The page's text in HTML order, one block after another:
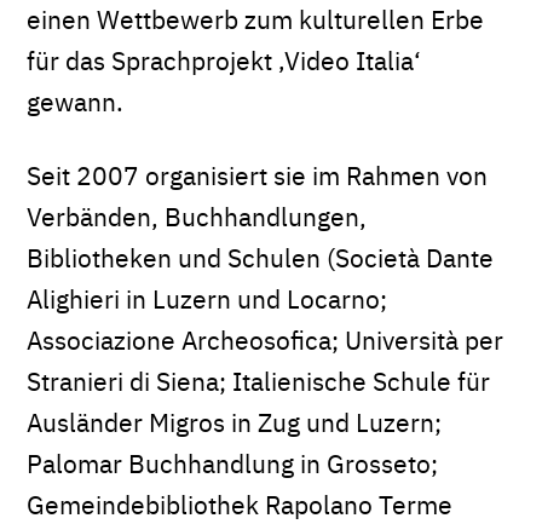
einen Wettbewerb zum kulturellen Erbe
für das Sprachprojekt ‚Video Italia‘
gewann.
Seit 2007 organisiert sie im Rahmen von
Verbänden, Buchhandlungen,
Bibliotheken und Schulen (Società Dante
Alighieri in Luzern und Locarno;
Associazione Archeosofica; Università per
Stranieri di Siena; Italienische Schule für
Ausländer Migros in Zug und Luzern;
Palomar Buchhandlung in Grosseto;
Gemeindebibliothek Rapolano Terme